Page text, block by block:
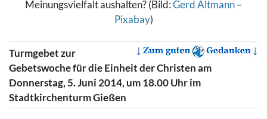
Meinungsvielfalt aushalten? (Bild:Gerd Altmann–
Pixabay)
Turmgebet zur
Gebetswoche für die Einheit der Christen am
Donnerstag, 5. Juni 2014, um 18.00 Uhr im
Stadtkirchenturm Gießen